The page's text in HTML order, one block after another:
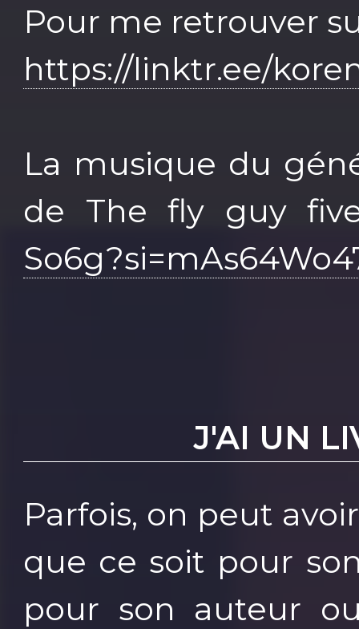
Pour me retrouver
https://linktr.ee/
La musique du
de The fly guy
J'AI UN
Parfois, on peut
que ce soit pour
pour son auteur